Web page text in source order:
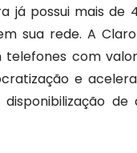
já possui mais de
sua rede. A
telefones com
e